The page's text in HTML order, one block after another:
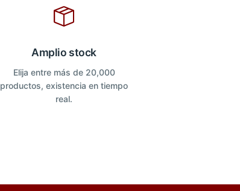
Amplio stock
Elija entre más de 20,000
productos, existencia en tiempo
real.